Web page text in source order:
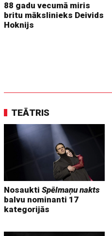
88 gadu vecumā miris
britu mākslinieks Deivids
Hoknijs
TEĀTRIS
NosauktiSpēlmaņu nakts
balvu nominanti 17
kategorijās